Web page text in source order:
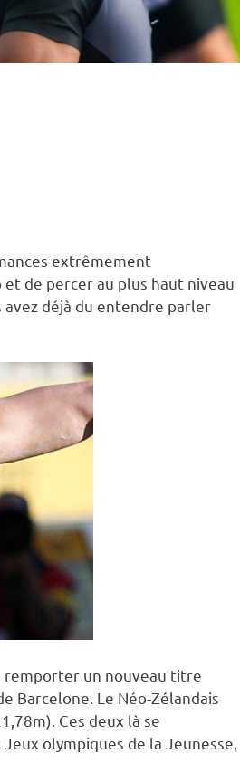
extrêmement
de percer au plus haut niveau
avez déjà du entendre parler
remporter un nouveau titre
Barcelone. Le Néo-Zélandais
Ces deux là se
olympiques de la Jeunesse,